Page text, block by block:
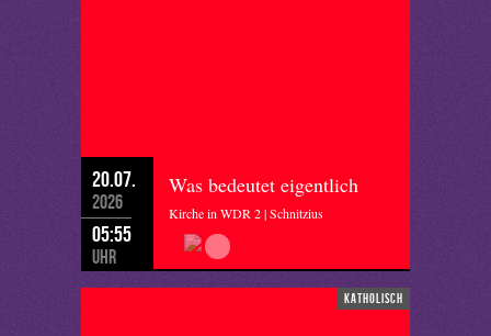
20.07.
2026
05:55
Uhr
Was bedeutet eigentlich
Kirche in WDR 2 | Schnitzius
katholisch